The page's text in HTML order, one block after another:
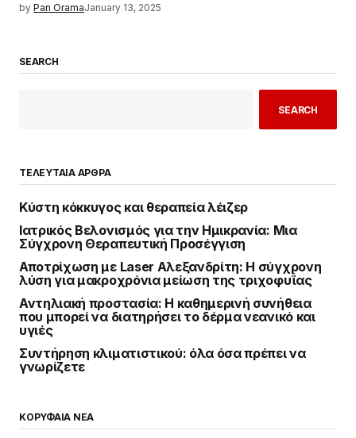
by Pan OramaJanuary 13, 2025
SEARCH
SEARCH
ΤΕΛΕΥΤΑΙΑ ΑΡΘΡΑ
Κύστη κόκκυγος και θεραπεία λέιζερ
Ιατρικός Βελονισμός για την Ημικρανία: Μια
Σύγχρονη Θεραπευτική Προσέγγιση
Αποτρίχωση με Laser Αλεξανδρίτη: Η σύγχρονη
λύση για μακροχρόνια μείωση της τριχοφυΐας
Αντηλιακή προστασία: Η καθημερινή συνήθεια
που μπορεί να διατηρήσει το δέρμα νεανικό και
υγιές
Συντήρηση κλιματιστικού: όλα όσα πρέπει να
γνωρίζετε
ΚΟΡΥΦΑΙΑ ΝΕΑ